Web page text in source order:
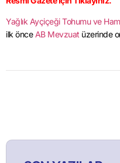
Yağlık Ayçiçeği Tohumu ve
ilk önce AB Mevzuat üzerinde